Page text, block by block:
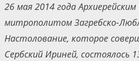
26 мая 2014 года
митрополитом Загребско-
Настолование, которое
Сербский Ириней, состоялось